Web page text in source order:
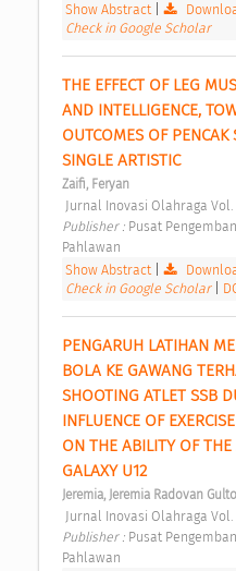
Show Abstract|
Check in Google Scholar
THE EFFECT OF LEG
AND INTELLIGENCE,
OUTCOMES OF
SINGLE ARTISTIC
Zaifi, Feryan
Jurnal Inovasi Olahraga Vol.
Publisher : Pusat
Pahlawan
Show Abstract|
Check in Google Scholar
PENGARUH LATIHAN
BOLA KE GAWANG
SHOOTING ATLET SSB
INFLUENCE OF
ON THE ABILITY OF
GALAXY U12
Jeremia, Jeremia Radovan
Jurnal Inovasi Olahraga Vol.
Publisher : Pusat
Pahlawan